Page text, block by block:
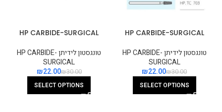
HP CARBIDE-SURGICAL
CUTטונגסטון לידיתן HP CARBIDE-
SURGICAL
₪30.00
₪22.00
SELECT OPTIONS
HP CARBIDE-SURGICAL
CROSS CUTטונגסטון לידיתן HP CARBIDE-
SURGICAL
₪30.00
₪22.00
SELECT OPTIONS